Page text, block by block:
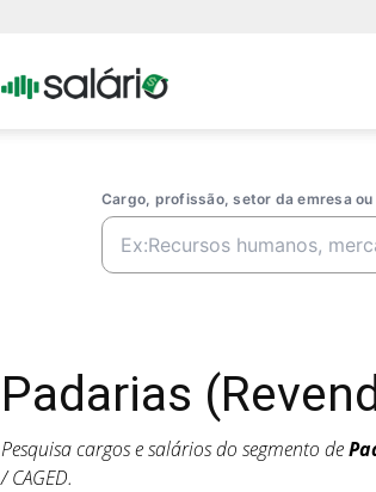
Portal
Cargo, profissão, setor da emresa ou
Padarias
Pesquisa cargos e salários do segmento de
/ CAGED.